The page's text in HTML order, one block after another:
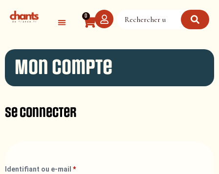
0
Mon compte
Se connecter
Identifiant ou e-mail *